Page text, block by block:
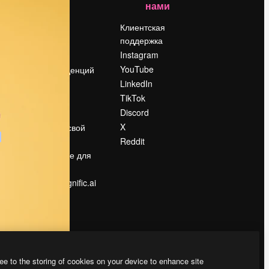
Поиск тенденций
Продайте свой
Помещение для
Ищете magnific.ai
нами
Клиентская
поддержка
Instagram
YouTube
LinkedIn
TikTok
Discord
X
Reddit
to the storing of cookies on your device to enhance site